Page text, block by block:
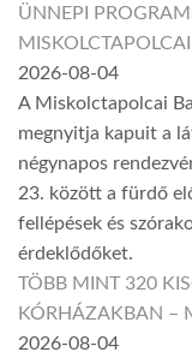
ÜNNEPI
2026-08-04
A Miskolctapolcai
megnyitja kapuit a
négynapos
23. között a fürdő
fellépések és
érdeklődőket.
TÖBB MINT 320
KÓRHÁZAKBAN –
2026-08-04